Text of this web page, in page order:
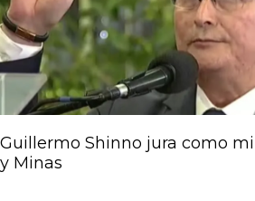
Guillermo Shinno jura como
y Minas